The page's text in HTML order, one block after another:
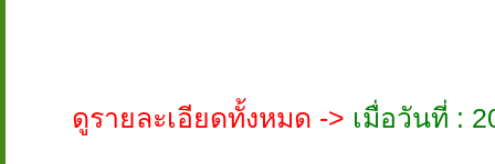
ดูรายละเอียดทั้งหมด -> เมื่อวันที่ :